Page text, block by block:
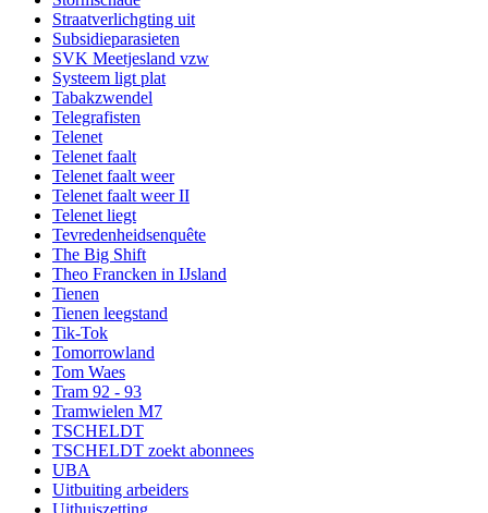
Straatverlichgting uit
Subsidieparasieten
SVK Meetjesland vzw
Systeem ligt plat
Tabakzwendel
Telegrafisten
Telenet
Telenet faalt
Telenet faalt weer
Telenet faalt weer II
Telenet liegt
Tevredenheidsenquête
The Big Shift
Theo Francken in IJsland
Tienen
Tienen leegstand
Tik-Tok
Tomorrowland
Tom Waes
Tram 92 - 93
Tramwielen M7
TSCHELDT
TSCHELDT zoekt abonnees
UBA
Uitbuiting arbeiders